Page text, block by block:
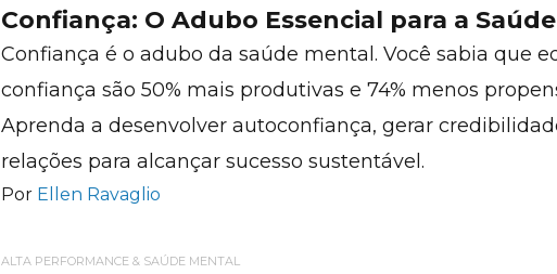
Confiança: O Adubo Essencial para a
Confiança é o adubo da saúde mental. Você sabia que
confiança são 50% mais produtivas e 74% menos
Aprenda a desenvolver autoconfiança, gerar
relações para alcançar sucesso sustentável.
Por Ellen Ravaglio
ALTA PERFORMANCE & SAÚDE MENTAL